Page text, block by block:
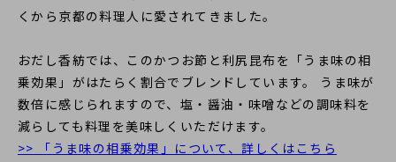
くから京都の料理人に愛されてきました。
おだし香紡では、このかつお節と利尻昆布を「うま味の相
乗効果」がはたらく割合でブレンドしています。 うま味が
数倍に感じられますので、塩・醤油・味噌などの調味料を
減らしても料理を美味しくいただけます。
>> 「うま味の相乗効果」について、詳しくはこちら